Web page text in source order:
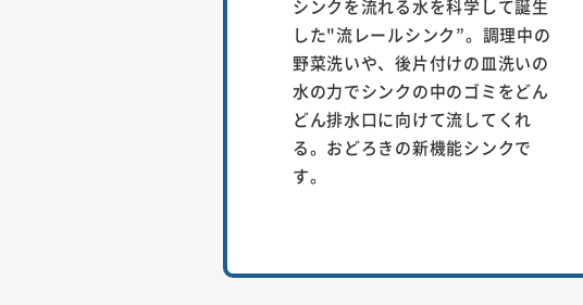
シンクを流れる水を科学して誕生
した"流レールシンク”。調理中の
野菜洗いや、後片付けの皿洗いの
水の力でシンクの中のゴミをどん
どん排水口に向けて流してくれ
る。おどろきの新機能シンクで
す。